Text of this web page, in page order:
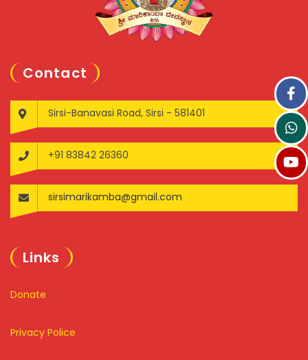
Contact
Sirsi-Banavasi Road, Sirsi - 581401
+91 83842 26360
sirsimarikamba@gmail.com
Links
Donate
Privacy Police